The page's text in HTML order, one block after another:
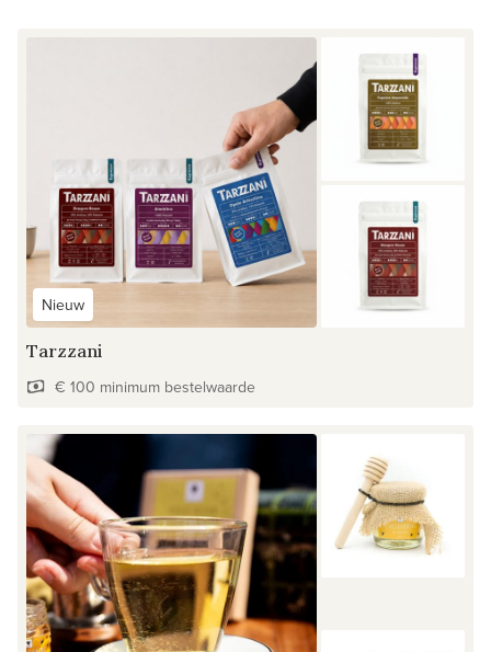
Nieuw
Tarzzani
€ 100 minimum bestelwaarde